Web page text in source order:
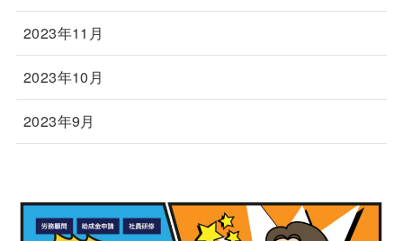
2023年11月
2023年10月
2023年9月